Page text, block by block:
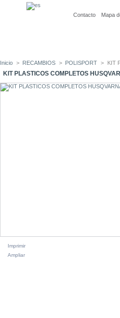
Contacto Mapa
Inicio > RECAMBIOS > POLISPORT > KIT
KIT PLASTICOS COMPLETOS
Imprimir
Ampliar